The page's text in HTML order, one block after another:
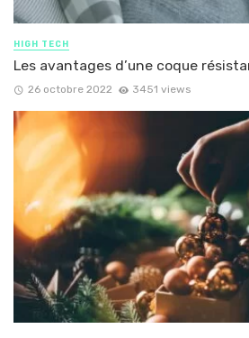
HIGH TECH
Les avantages d’une coque
26 octobre 2022 3451 views